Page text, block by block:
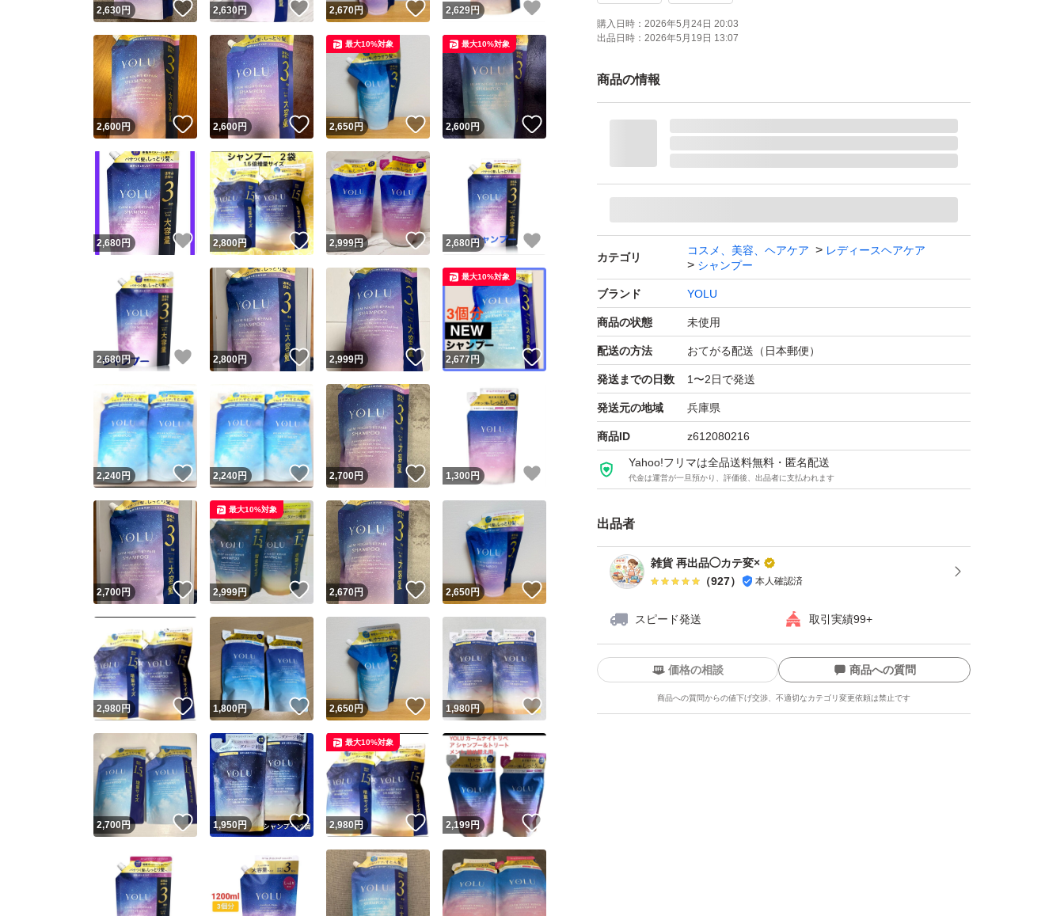
よろしくお願いいたします。
購入日時： 2026年5月24日 20:03
出品日時： 2026年5月19日 13:07
商品の情報
カテゴリ
コスメ、美容、ヘアケア
レディースヘアケア
シャンプー
ブランド YOLU
商品の状態 未使用
配送の方法 おてがる配送（日本郵便）
発送までの日数 1〜2日で発送
発送元の地域 兵庫県
商品ID z612080216
Yahoo!フリマは全品送料無料・匿名配送
代金は運営が一旦預かり、評価後、出品者に支払われます
出品者
雑貨 再出品◯カテ変×
（927） 本人確認済
スピード発送 取引実績99+
ユーザーの実績について
Yahoo!フリマが定めた一定の基準を満たしたユーザーにバッジを付与しています
安心取引出品者
安心取引出品者 Yahoo!フリマの基準をクリアした安心・安全なユーザーです
取引実績
取引実績◯+ このユーザーはYahoo!フリマの取引を完了させた実績があります
価格の相談 商品への質問
商品への質問からの値下げ交渉、不適切なカテゴリ変更依頼は禁止です
この商品の情報をコピーします
商品画像の無断転載は禁止されています
コピーは1商品につき1回です
2,630円 いいね！
2,630円 いいね！
2,670円 いいね！
2,629円
2,600円 いいね！
2,600円 いいね！
2,650円 いいね！
最大10%対象
2,600円
最大10%対象
2,680円 いいね！
2,800円 いいね！
2,999円 いいね！
2,680円
2,680円 いいね！
2,800円 いいね！
2,999円 いいね！
2,677円
最大10%対象
2,240円 いいね！
2,240円 いいね！
2,700円 いいね！
1,300円
2,700円 いいね！
2,999円 いいね！
最大10%対象
2,670円 いいね！
2,650円 いいね！
2,980 円 いいね！
1,800円 いいね！
2,650円 いいね！
1,980円
2,700円 いいね！
1,950円 いいね！
2,980 円 いいね！
最大10%対象
2,199円